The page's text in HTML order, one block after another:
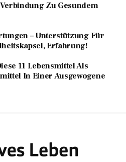
Zu Gesundem
– Unterstützung Für
Erfahrung!
11 Lebensmittel Als
In Einer Ausgewogene